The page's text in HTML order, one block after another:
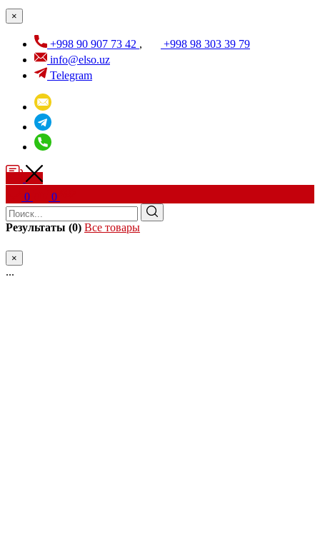
×
+998 90 907 73 42 ,
+998 98 303 39 79
info@elso.uz
Telegram
0 0
Результаты (0) Все товары
×
...